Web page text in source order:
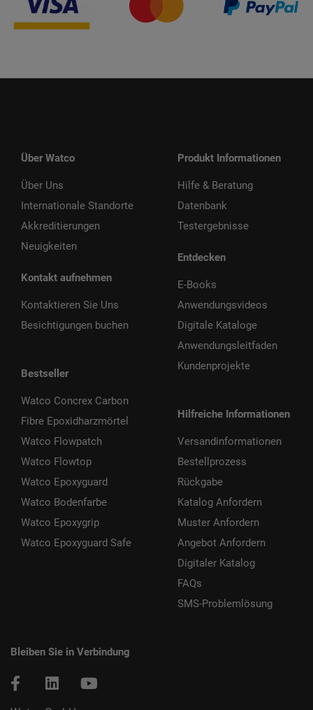
Über Watco
Über Uns
Internationale Standorte
Akkreditierungen
Neuigkeiten
Kontakt aufnehmen
Kontaktieren Sie Uns
Besichtigungen buchen
Bestseller
Watco Concrex Carbon
Fibre Epoxidharzmörtel
Watco Flowpatch
Watco Flowtop
Watco Epoxyguard
Watco Bodenfarbe
Watco Epoxygrip
Watco Epoxyguard Safe
Produkt Informationen
Hilfe & Beratung
Datenbank
Testergebnisse
Entdecken
E-Books
Anwendungsvideos
Digitale Kataloge
Anwendungsleitfaden
Kundenprojekte
Hilfreiche Informationen
Versandinformationen
Bestellprozess
Rückgabe
Katalog Anfordern
Muster Anfordern
Angebot Anfordern
Digitaler Katalog
FAQs
SMS-Problemlösung
Bleiben Sie in Verbindung